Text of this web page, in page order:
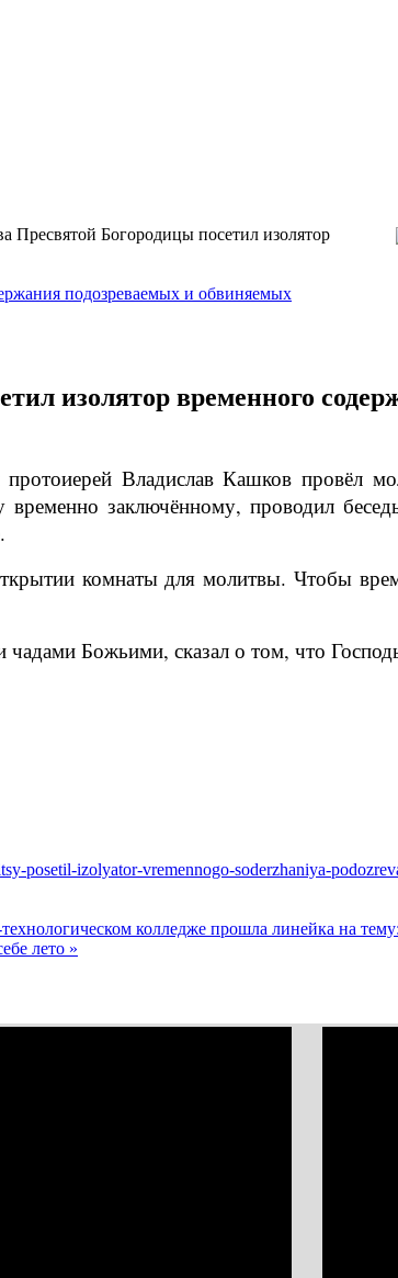
Пресвятой Богородицы посетил изолятор
изолятор временного
Владислав Кашков провёл
заключённому, проводил
комнаты для молитвы. Чтобы
Божьими, сказал о том, что
posetil-izolyator-vremennogo-soderzhaniya-
колледже прошла линейка на
лето »